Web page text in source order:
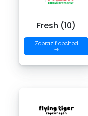
Fresh (10)
Zobraziť obchod
→